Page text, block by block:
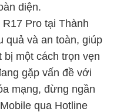
diện.
Pro tại Thành
quả và an toàn, giúp
một cách trọn vẹn
gặp vấn đề với
mạng, đừng ngần
qua Hotline